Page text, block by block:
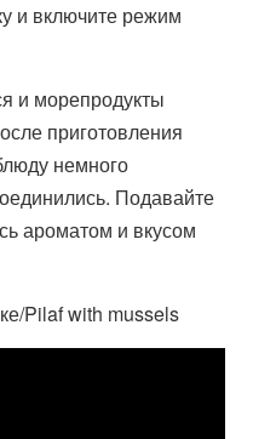
и включите режим
и морепродукты
приготовления
немного
Подавайте
ароматом и вкусом
Pilaf with mussels